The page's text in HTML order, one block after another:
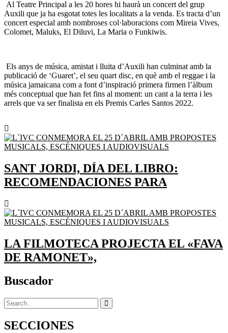
Al Teatre Principal a les 20 hores hi haurà un concert del grup
Auxili que ja ha esgotat totes les localitats a la venda. Es tracta d’un
concert especial amb nombroses col·laboracions com Mireia Vives,
Colomet, Maluks, El Diluvi, La Maria o Funkiwis.
Els anys de música, amistat i lluita d’Auxili han culminat amb la
publicació de ‘Guaret’, el seu quart disc, en què amb el reggae i la
música jamaicana com a font d’inspiració primera firmen l’àlbum
més conceptual que han fet fins al moment: un cant a la terra i les
arrels que va ser finalista en els Premis Carles Santos 2022.
SANT JORDI, DÍA DEL LIBRO:
RECOMENDACIONES PARA
LA FILMOTECA PROJECTA EL «FAVA
DE RAMONET»,
Buscador
SECCIONES